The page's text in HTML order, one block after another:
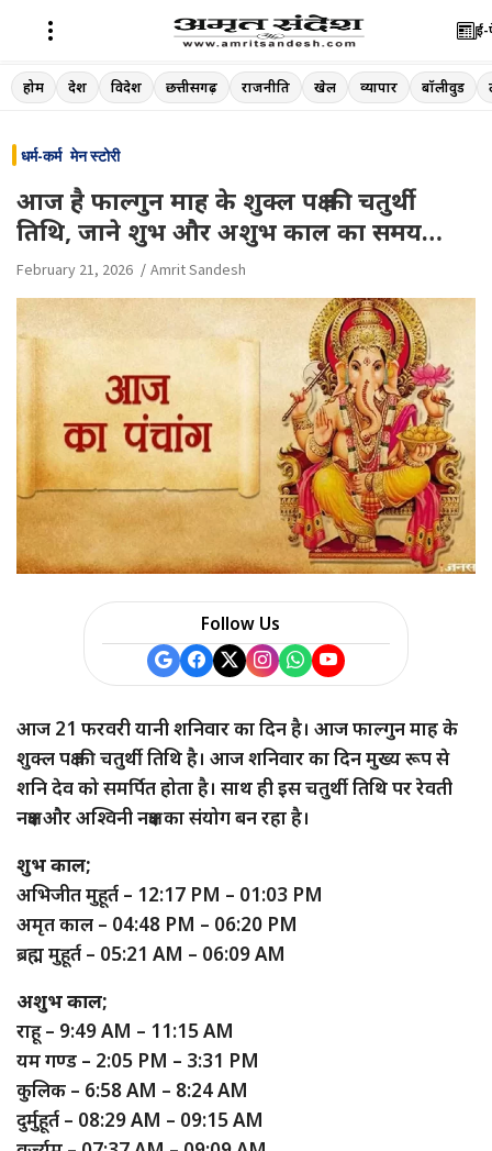
Skip
to
ई-
होम देश विदेश छत्तीसगढ़ राजनीति खेल व्यापार बॉलीवुड
धर्म-कर्म मेन स्टोरी
आज है फाल्गुन माह के शुक्ल पक्ष की चतुर्थी
तिथि, जाने शुभ और अशुभ काल का समय…
February 21, 2026 Amrit Sandesh
Follow Us
आज 21 फरवरी यानी शनिवार का दिन है। आज फाल्गुन माह के
शुक्ल पक्ष की चतुर्थी तिथि है। आज शनिवार का दिन मुख्य रूप से
शनि देव को समर्पित होता है। साथ ही इस चतुर्थी तिथि पर रेवती
नक्षत्र और अश्विनी नक्षत्र का संयोग बन रहा है।
शुभ काल;
अभिजीत मुहूर्त – 12:17 PM – 01:03 PM
अमृत काल – 04:48 PM – 06:20 PM
ब्रह्म मुहूर्त – 05:21 AM – 06:09 AM
अशुभ काल;
राहू – 9:49 AM – 11:15 AM
यम गण्ड – 2:05 PM – 3:31 PM
कुलिक – 6:58 AM – 8:24 AM
दुर्मुहूर्त – 08:29 AM – 09:15 AM